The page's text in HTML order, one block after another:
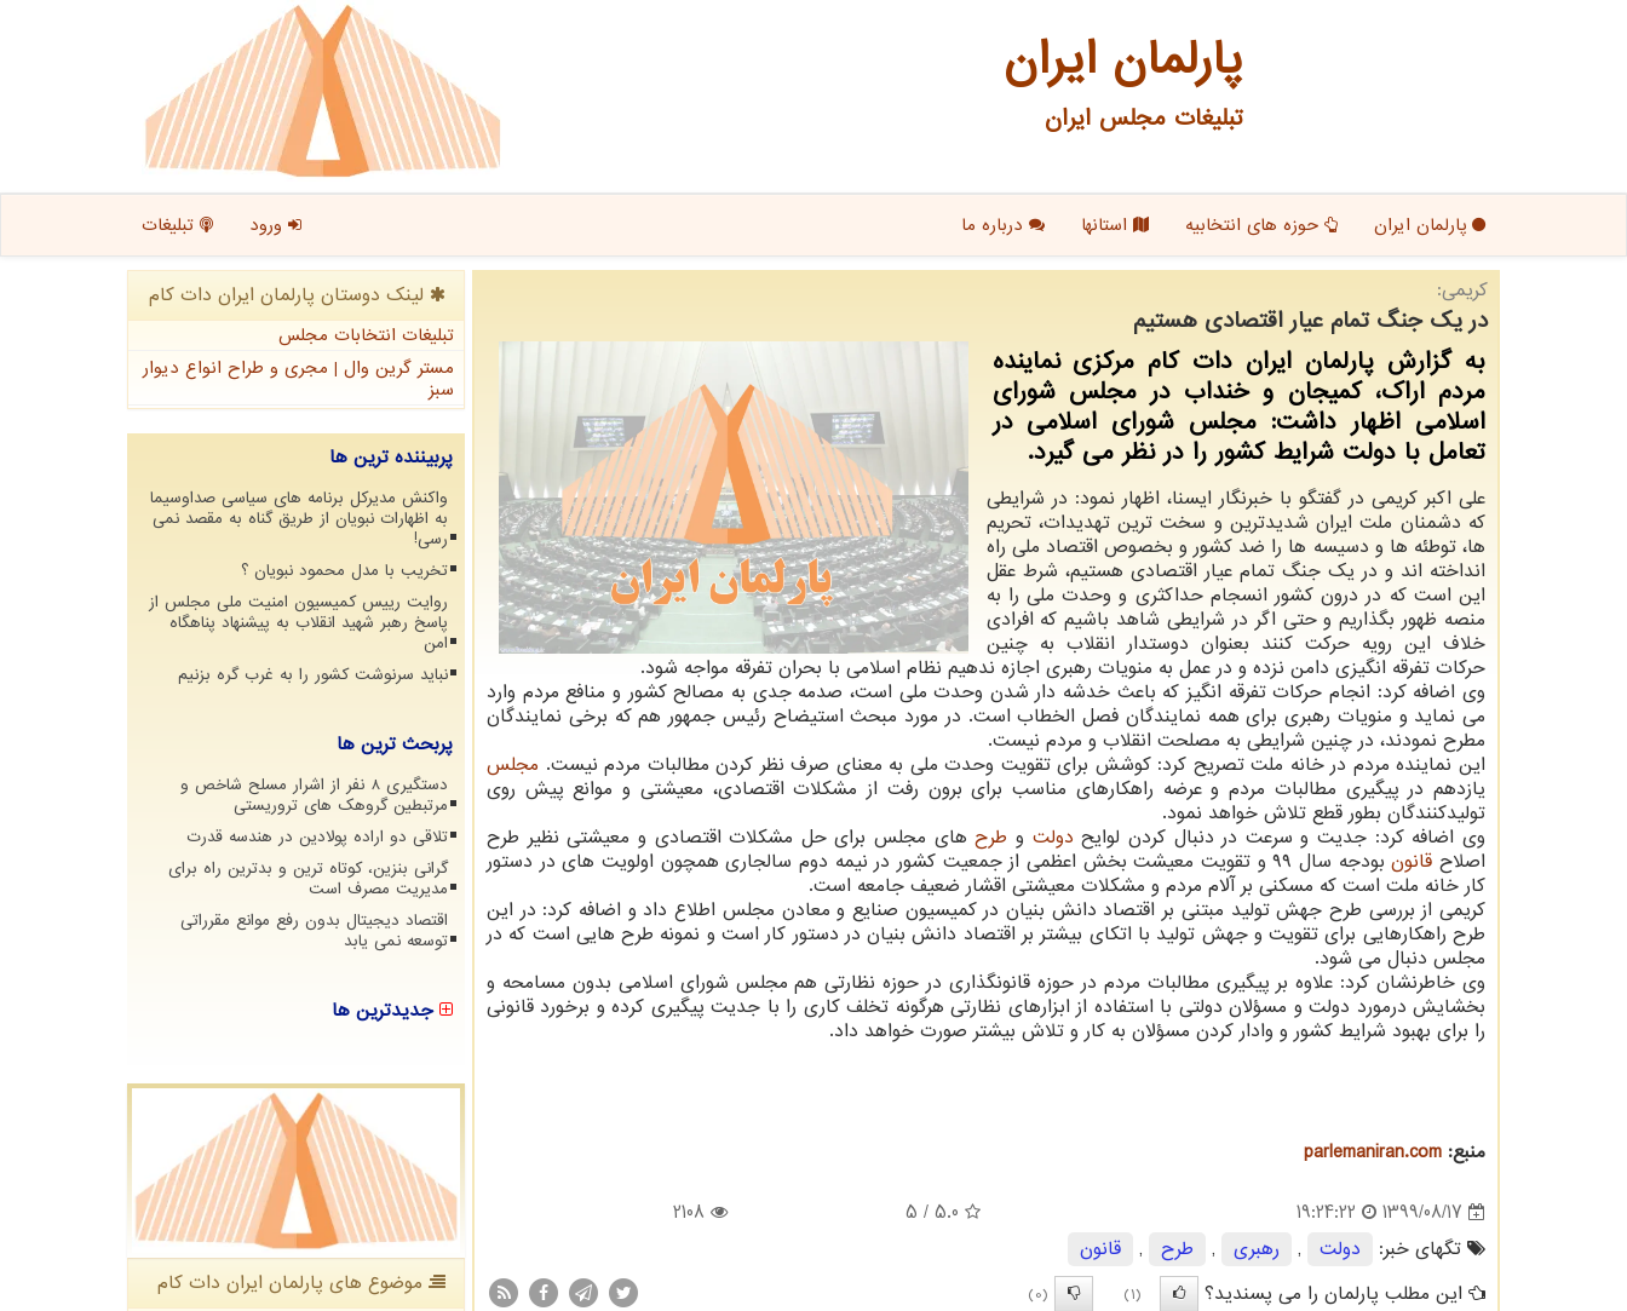
پارلمان ایران
تبلیغات مجلس ایران
پارلمان ایران حوزه های انتخابیه استانها درباره ما ورود تبلیغات
كریمی:
در یك جنگ تمام عیار اقتصادی هستیم
به گزارش پارلمان ایران دات كام مركزی نماینده
مردم اراك، كمیجان و خنداب در مجلس شورای
اسلامی اظهار داشت: مجلس شورای اسلامی در
تعامل با دولت شرایط كشور را در نظر می گیرد.
علی اکبر کریمی در گفتگو با خبرنگار ایسنا، اظهار نمود: در شرایطی
که دشمنان ملت ایران شدیدترین و سخت ترین تهدیدات، تحریم
ها، توطئه ها و دسیسه ها را ضد کشور و بخصوص اقتصاد ملی راه
انداخته اند و در یک جنگ تمام عیار اقتصادی هستیم، شرط عقل
این است که در درون کشور انسجام حداکثری و وحدت ملی را به
منصه ظهور بگذاریم و حتی اگر در شرایطی شاهد باشیم که افرادی
خلاف این رویه حرکت کنند بعنوان دوستدار انقلاب به چنین
حرکات تفرقه انگیزی دامن نزده و در عمل به منویات رهبری اجازه ندهیم نظام اسلامی با بحران تفرقه مواجه شود.
وی اضافه کرد: انجام حرکات تفرقه انگیز که باعث خدشه دار شدن وحدت ملی است، صدمه جدی به مصالح کشور و منافع مردم وارد
می نماید و منویات رهبری برای همه نمایندگان فصل الخطاب است. در مورد مبحث استیضاح رئیس جمهور هم که برخی نمایندگان
مطرح نمودند، در چنین شرایطی به مصلحت انقلاب و مردم نیست.
این نماینده مردم در خانه ملت تصریح کرد: کوشش برای تقویت وحدت ملی به معنای صرف نظر کردن مطالبات مردم نیست. مجلس
یازدهم در پیگیری مطالبات مردم و عرضه راهکارهای مناسب برای برون رفت از مشکلات اقتصادی، معیشتی و موانع پیش روی
تولیدکنندگان بطور قطع تلاش خواهد نمود.
وی اضافه کرد: جدیت و سرعت در دنبال کردن لوایح دولت و طرحهای مجلس برای حل مشکلات اقتصادی و معیشتی نظیر طرح
اصلاح قانون
بودجه سال ۹۹ و تقویت معیشت بخش اعظمی از جمعیت کشور در نیمه دوم سالجاری همچون اولویت های در دستور
کار خانه ملت است که مسکنی بر آلام مردم و مشکلات معیشتی اقشار ضعیف جامعه است.
کریمی از بررسی طرح جهش تولید مبتنی بر اقتصاد دانش بنیان در کمیسیون صنایع و معادن مجلس اطلاع داد و اضافه کرد: در این
طرح راهکارهایی برای تقویت و جهش تولید با اتکای بیشتر بر اقتصاد دانش بنیان در دستور کار است و نمونه طرح هایی است که در
مجلس دنبال می شود.
وی خاطرنشان کرد: علاوه بر پیگیری مطالبات مردم در حوزه قانونگذاری در حوزه نظارتی هم مجلس شورای اسلامی بدون مسامحه و
بخشایش درمورد دولت و مسؤلان دولتی با استفاده از ابزارهای نظارتی هرگونه تخلف کاری را با جدیت پیگیری کرده و برخورد قانونی
را برای بهبود شرایط کشور و وادار کردن مسؤلان به کار و تلاش بیشتر صورت خواهد داد.
منبع: parlemaniran.com
1399/08/17
19:24:22
5.0
/ 5
2108
تگهای خبر:
دولت , رهبری , طرح ,
قانون
این مطلب پارلمان را می پسندید؟
(1)
(0)
لینک دوستان پارلمان ایران دات كام
تبلیغات انتخابات مجلس
مستر گرین وال | مجری و طراح انواع دیوار
سبز
پربیننده ترین ها
واکنش مدیرکل برنامه های سیاسی صداوسیما
به اظهارات نبویان از طریق گناه به مقصد نمی
رسی!
تخریب با مدل محمود نبویان ؟
روایت رییس کمیسیون امنیت ملی مجلس از
پاسخ رهبر شهید انقلاب به پیشنهاد پناهگاه
امن
نباید سرنوشت کشور را به غرب گره بزنیم
پربحث ترین ها
دستگیری 8 نفر از اشرار مسلح شاخص و
مرتبطین گروهک های تروریستی
تلاقی دو اراده پولادین در هندسه قدرت
گرانی بنزین، کوتاه ترین و بدترین راه برای
مدیریت مصرف است
اقتصاد دیجیتال بدون رفع موانع مقرراتی
توسعه نمی یابد
جدیدترین ها
موضوع های پارلمان ایران دات كام